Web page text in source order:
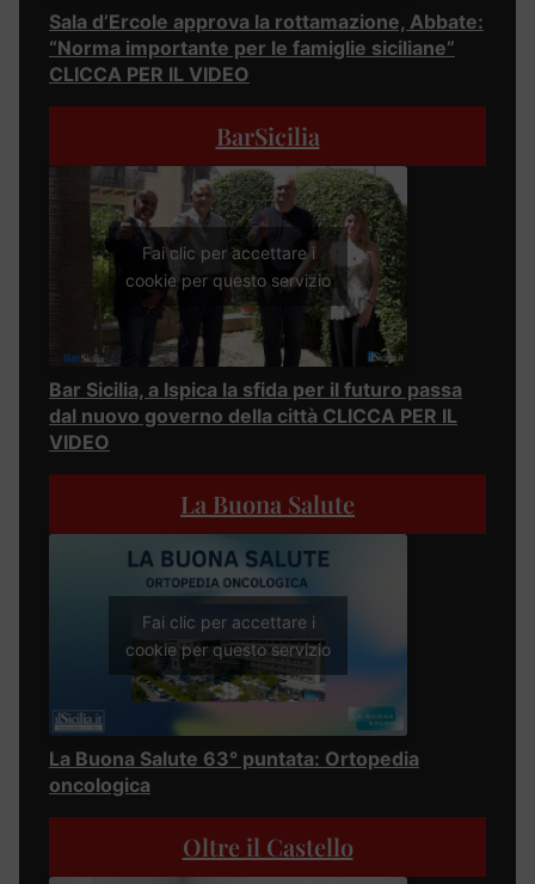
Sala d’Ercole approva la rottamazione, Abbate:
“Norma importante per le famiglie siciliane”
CLICCA PER IL VIDEO
BarSicilia
Fai clic per accettare i
cookie per questo servizio
Bar Sicilia, a Ispica la sfida per il futuro passa
dal nuovo governo della città CLICCA PER IL
VIDEO
La Buona Salute
Fai clic per accettare i
cookie per questo servizio
La Buona Salute 63° puntata: Ortopedia
oncologica
Oltre il Castello